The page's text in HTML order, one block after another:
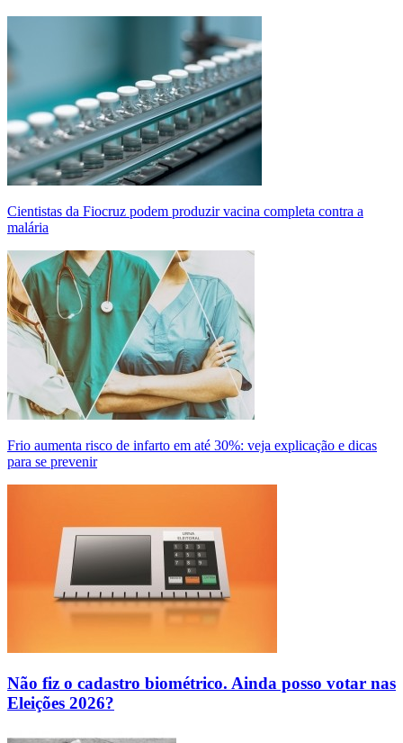
Cientistas da Fiocruz podem produzir vacina completa contra a
malária
Frio aumenta risco de infarto em até 30%: veja explicação e dicas
para se prevenir
Não fiz o cadastro biométrico. Ainda posso votar nas
Eleições 2026?